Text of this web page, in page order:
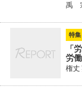
禹
特集
「
労
権丈